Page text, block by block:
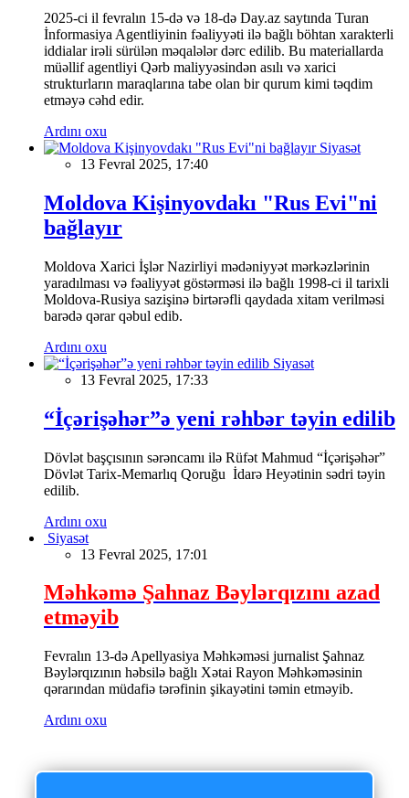
2025-ci il fevralın 15-də və 18-də Day.az saytında Turan
İnformasiya Agentliyinin fəaliyyəti ilə bağlı böhtan xarakterli
iddialar irəli sürülən məqalələr dərc edilib. Bu materiallarda
müəllif agentliyi Qərb maliyyəsindən asılı və xarici
strukturların maraqlarına tabe olan bir qurum kimi təqdim
etməyə cəhd edir.
Ardını oxu
Siyasət
13 Fevral 2025, 17:40
Moldova Kişinyovdakı "Rus Evi"ni
bağlayır
Moldova Xarici İşlər Nazirliyi mədəniyyət mərkəzlərinin
yaradılması və fəaliyyət göstərməsi ilə bağlı 1998-ci il tarixli
Moldova-Rusiya sazişinə birtərəfli qaydada xitam verilməsi
barədə qərar qəbul edib.
Ardını oxu
Siyasət
13 Fevral 2025, 17:33
“İçərişəhər”ə yeni rəhbər təyin edilib
Dövlət başçısının sərəncamı ilə Rüfət Mahmud “İçərişəhər”
Dövlət Tarix-Memarlıq Qoruğu İdarə Heyətinin sədri təyin
edilib.
Ardını oxu
Siyasət
13 Fevral 2025, 17:01
Məhkəmə Şahnaz Bəylərqızını azad
etməyib
Fevralın 13-də Apellyasiya Məhkəməsi jurnalist Şahnaz
Bəylərqızının həbsilə bağlı Xətai Rayon Məhkəməsinin
qərarından müdafiə tərəfinin şikayətini təmin etməyib.
Ardını oxu